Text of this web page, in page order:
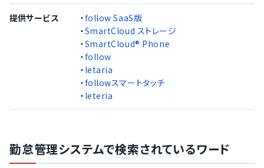
提供サービス ・follow SaaS版
・SmartCloud ストレージ
・SmartCloud® Phone
・follow
・ letaria
・followスマートタッチ
・ leteria
勤怠管理システムで検索されているワード